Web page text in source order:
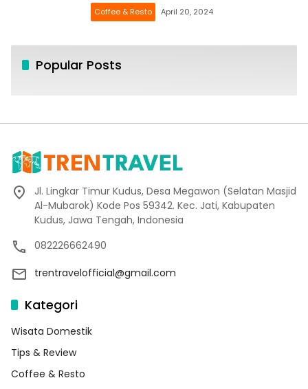
Coffee & Resto April 20, 2024
Popular Posts
Jl. Lingkar Timur Kudus, Desa Megawon (Selatan Masjid
Al-Mubarok) Kode Pos 59342. Kec. Jati, Kabupaten
Kudus, Jawa Tengah, Indonesia
082226662490
trentravelofficial@gmail.com
Kategori
Wisata Domestik
Tips & Review
Coffee & Resto